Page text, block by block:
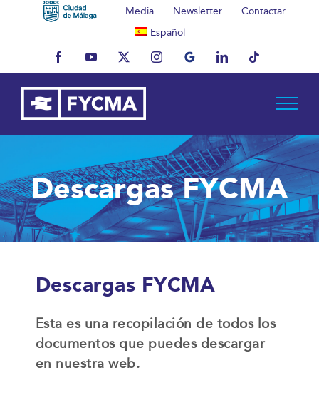
Media Newsletter
Contactar
Español
FacebookYouTubeX InstagramMyBusinessLinkedInTiktok
Descargas FYCMA
Descargas FYCMA
Esta es una recopilación de todos los
documentos que puedes descargar
en nuestra web.